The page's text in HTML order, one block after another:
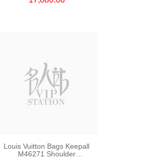
Louis Vuitton Bags Keepall
M46271 Shoulder